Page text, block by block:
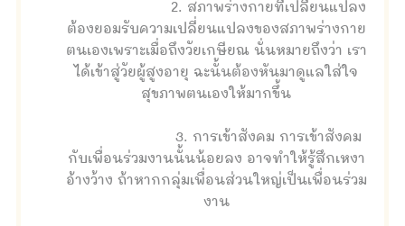
2. สภาพร่างกายที่เปลี่ยนแปลง
ต้องยอมรับความเปลี่ยนแปลงของสภาพร่างกาย
ตนเองเพราะเมื่อถึงวัยเกษียณ นั่นหมายถึงว่า เรา
ได้เข้าสู่วัยผู้สูงอายุ ฉะนั้นต้องหันมาดูแลใส่ใจ
สุขภาพตนเองให้มากขึ้น
3. การเข้าสังคม การเข้าสังคม
กับเพื่อนร่วมงานนั้นน้อยลง อาจทำให้รู้สึกเหงา
อ้างว้าง ถ้าหากกลุ่มเพื่อนส่วนใหญ่เป็นเพื่อนร่วม
งาน